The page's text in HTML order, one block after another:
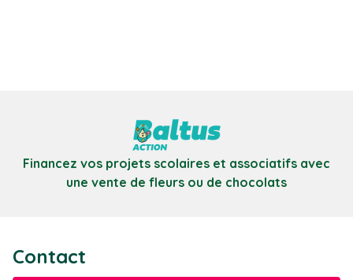
Financez vos projets scolaires et associatifs avec
une vente de fleurs ou de chocolats
Contact